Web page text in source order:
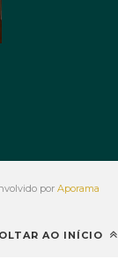
por Aporama
AO INÍCIO